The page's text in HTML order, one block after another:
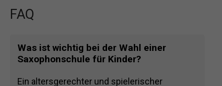
FAQ
Was ist wichtig bei der Wahl einer
Saxophonschule für Kinder?
Ein altersgerechter und spielerischer